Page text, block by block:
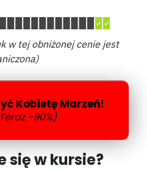
w tej obniżonej cenie jest
Kobietę Marzeń!
-90%)
się w kursie?